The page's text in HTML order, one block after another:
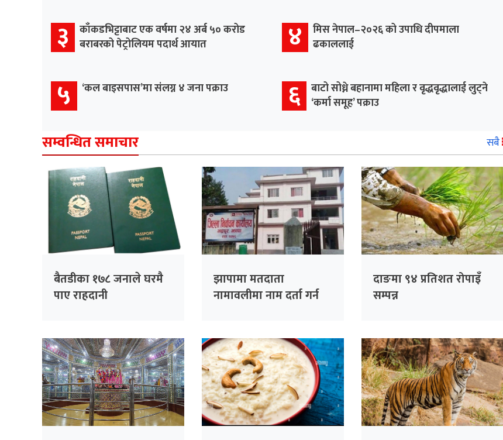
३
काँकडभिट्टाबाट एक वर्षमा २४ अर्ब ५० करोड
बराबरको पेट्रोलियम पदार्थ आयात
४
मिस नेपाल–२०२६ को उपाधि दीपमाला
ढकाललाई
५ ‘कल बाइसपास’मा संलग्न ४ जना पक्राउ ६ बाटो सोध्ने बहानामा महिला र वृद्धवृद्धालाई लुट्ने
‘कर्मा समूह’ पक्राउ
सम्वन्धित समाचार सबै
बैतडीका १७८ जनाले घरमै
पाए राहदानी
झापामा मतदाता
नामावलीमा नाम दर्ता गर्न
दाङमा ९४ प्रतिशत रोपाइँ
सम्पन्न